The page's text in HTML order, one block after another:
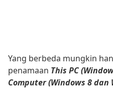
Yang berbeda mungkin
penamaan This PC
Computer (Windows 8 dan